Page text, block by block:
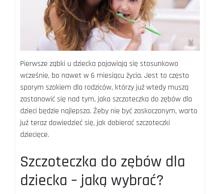
Pierwsze ząbki u dziecka pojawiają się stosunkowo
wcześnie, bo nawet w 6 miesiącu życia. Jest to często
sporym szokiem dla rodziców, którzy już wtedy muszą
zastanowić się nad tym, jaka szczoteczka do zębów dla
dzieci będzie najlepsza. Żeby nie być zaskoczonym, warto
już teraz dowiedzieć się, jak dobierać szczoteczki
dziecięce.
Szczoteczka do zębów dla
dziecka – jaką wybrać?